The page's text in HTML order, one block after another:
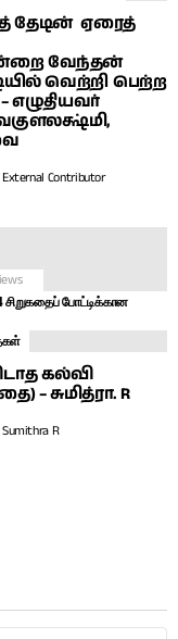
தேடின் ஏரைத்
வேந்தன்
வெற்றி பெற்ற
எழுதியவர்
External Contributor
சிறுகதைப் போட்டிக்கான
கல்வி
– சுமித்ரா. R
Sumithra R